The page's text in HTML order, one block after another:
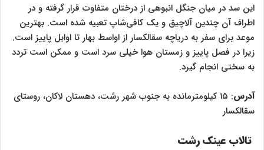
این سد در میان جنگل انبوهی از درختان متفاوت قرار گرفته و در
اطراف آن چندین آلاچیق و یک کافی‌شاپ تعبیه شده است. بهترین
موعد برای سفر به دریاچه سقالکسار از اواسط بهار تا اوایل پاییز است.
زیرا در فصل پاییز و زمستان هوا خیلی سرد است و ممکن است تردد
به سختی انجام گیرد.
آدرس
: ۱۵ کیلومترمانده به جنوب شهر رشت، دهستان لاکان، روستای
سقالکسار
تالاب عینک رشت